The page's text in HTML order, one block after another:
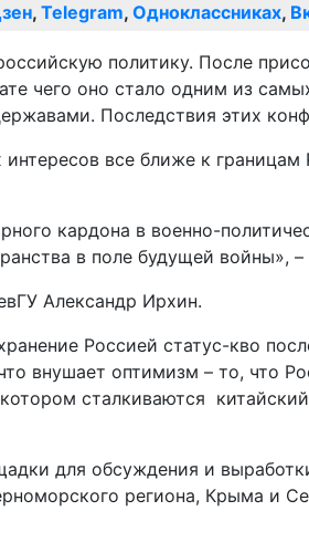
, Telegram, Одноклассниках,
политику. После
чего оно стало одним из
Последствия этих
все ближе к границам
кардона в военно-
в поле будущей войны», –
Александр Ирхин.
Россией статус-кво
внушает оптимизм – то, что
сталкиваются
для обсуждения и
региона, Крыма и